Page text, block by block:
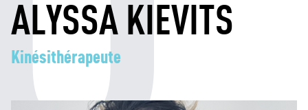
ALYSSA KIEVITS
Kinésithérapeute